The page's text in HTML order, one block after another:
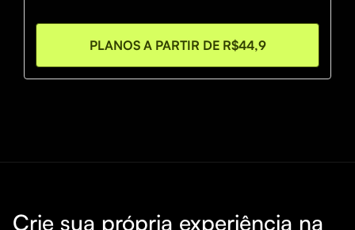
Fornecedores de SP, Fortaleza e Pernambuco.
O acessro dará direito a participação em grupo do
whatsaap com lojistas e ao instagram fornecedores para
lojistas.
PLANOS A PARTIR DE R$44,9
Crie sua própria experiência na